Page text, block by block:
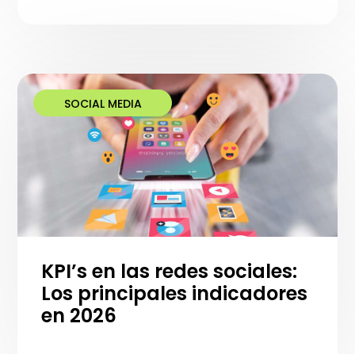
SOCIAL MEDIA
KPI’s en las redes sociales:
Los principales indicadores
en 2026